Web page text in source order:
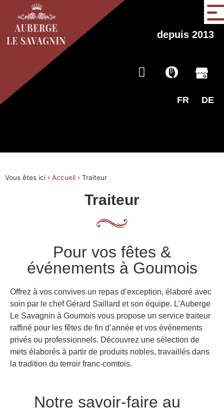
depuis 2013
FR DE
Vous êtes ici › Accueil › Traiteur
Traiteur
Pour vos fêtes &
événements à Goumois
Offrez à vos convives un repas d’exception, élaboré avec
soin par le chef Gérard Saillard et son équipe. L’Auberge
Le Savagnin à Goumois vous propose un service traiteur
raffiné pour les fêtes de fin d’année et vos événements
privés ou professionnels. Découvrez une sélection de
mets élaborés à partir de produits nobles, travaillés dans
la tradition du terroir franc-comtois.
Notre savoir-faire au